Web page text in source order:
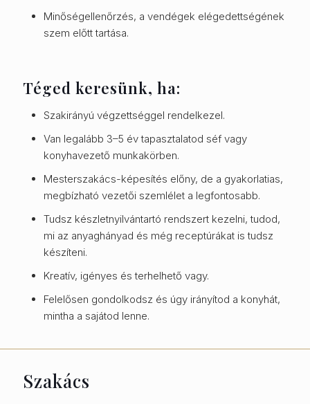
Minőségellenőrzés, a vendégek elégedettségének
szem előtt tartása.
Téged keresünk, ha:
Szakirányú végzettséggel rendelkezel.
Van legalább 3–5 év tapasztalatod séf vagy
konyhavezető munkakörben.
Mesterszakács-képesítés előny, de a gyakorlatias,
megbízható vezetői szemlélet a legfontosabb.
Tudsz készletnyilvántartó rendszert kezelni, tudod,
mi az anyaghányad és még receptúrákat is tudsz
készíteni.
Kreatív, igényes és terhelhető vagy.
Felelősen gondolkodsz és úgy irányítod a konyhát,
mintha a sajátod lenne.
Szakács